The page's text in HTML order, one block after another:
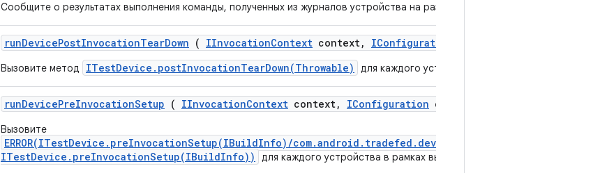
Сообщите о результатах выполнения команды, полученных из журналов устройства на разных этапах вызова.
runDevicePostInvocationTearDown ( IInvocationContext context, IConfiguration
Вызовите метод ITestDevice.postInvocationTearDown(Throwable) для каждого устройства, участвующего в вызове.
runDevicePreInvocationSetup ( IInvocationContext context, IConfiguration config
Вызовите
ERROR(ITestDevice.preInvocationSetup(IBuildInfo)/
ITestDevice.preInvocationSetup(IBuildInfo))
для каждого устройства в рамках вызова.